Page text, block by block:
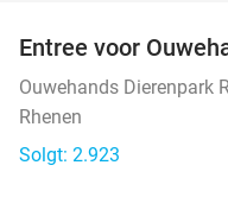
Entree voor
Ouwehands Dierenpark
Rhenen
Solgt: 2.923